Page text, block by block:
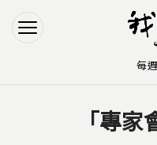
Jump
「專
每